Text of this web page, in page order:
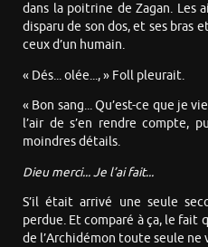
dans la poitrine de Zagan. Les
disparu de son dos, et ses bras
ceux d’un humain.
« Dés... olée..., » Foll pleurait.
« Bon sang... Qu’est-ce que je
l’air de s’en rendre compte,
moindres détails.
Dieu merci... Je l’ai fait...
S’il était arrivé une seule
perdue. Et comparé à ça, le fait
de l’Archidémon toute seule